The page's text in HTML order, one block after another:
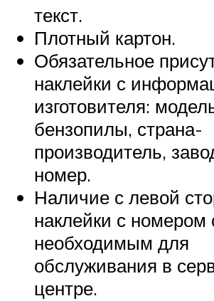
текст.
Плотный картон.
Обязательное
наклейки с
изготовителя:
бензопилы, страна-
производитель,
номер.
Наличие с левой
наклейки с номером
необходимым для
обслуживания в
центре.